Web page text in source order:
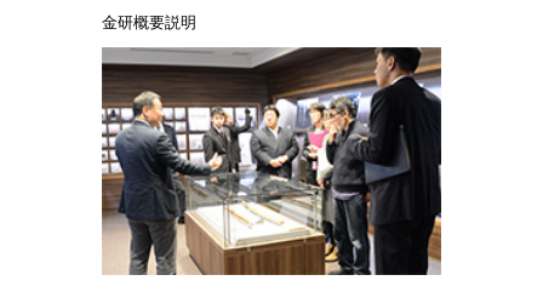
金研概要説明